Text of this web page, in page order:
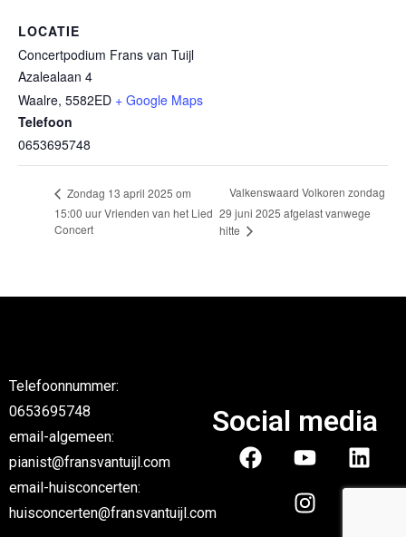
LOCATIE
Concertpodium Frans van Tuijl
Azalealaan 4
Waalre, 5582ED + Google Maps
Telefoon
0653695748
Zondag 13 april 2025 om
15:00 uur Vrienden van het Lied
Concert
Valkenswaard Volkoren zondag
29 juni 2025 afgelast vanwege
hitte
Telefoonnummer:
0653695748
email-algemeen:
pianist@fransvantuijl.com
email-huisconcerten:
huisconcerten@fransvantuijl.com
Social media